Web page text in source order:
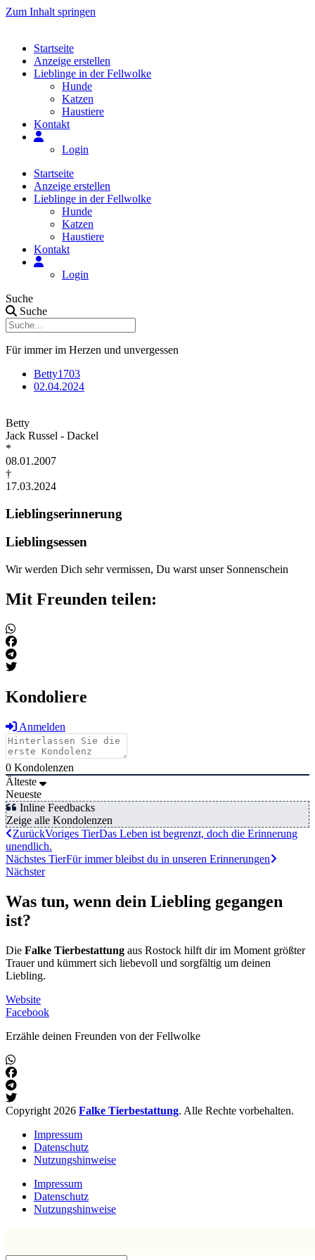
Zum Inhalt springen
Startseite
Anzeige erstellen
Lieblinge in der Fellwolke
Hunde
Katzen
Haustiere
Kontakt
Login
Startseite
Anzeige erstellen
Lieblinge in der Fellwolke
Hunde
Katzen
Haustiere
Kontakt
Login
Suche
Suche
Für immer im Herzen und unvergessen
Betty1703
02.04.2024
Betty
Jack Russel - Dackel
*
08.01.2007
†
17.03.2024
Lieblingserinnerung
Lieblingsessen
Wir werden Dich sehr vermissen, Du warst unser Sonnenschein
Mit Freunden teilen:
Kondoliere
Anmelden
0 Kondolenzen
Älteste
Neueste
Inline Feedbacks
Zeige alle Kondolenzen
ZurückVoriges TierDas Leben ist begrenzt, doch die Erinnerung
unendlich.
Nächstes TierFür immer bleibst du in unseren Erinnerungen
Nächster
Was tun, wenn dein Liebling gegangen
ist?
Die Falke Tierbestattung aus Rostock hilft dir im Moment größter
Trauer und kümmert sich liebevoll und sorgfältig um deinen
Liebling.
Website
Facebook
Erzähle deinen Freunden von der Fellwolke
Copyright 2026 Falke Tierbestattung. Alle Rechte vorbehalten.
Impressum
Datenschutz
Nutzungshinweise
Impressum
Datenschutz
Nutzungshinweise